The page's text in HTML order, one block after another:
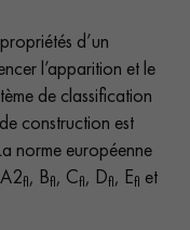
d’un
l’apparition et le
de classification
construction est
norme européenne
fl, Bfl, Cfl, Dfl, Efl et